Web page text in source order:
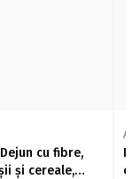
cu fibre,
și cereale,